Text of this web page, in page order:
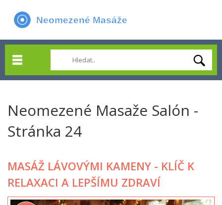
Neomezené Masaže Salón -
Stránka 24
MASÁŽ LÁVOVÝMI KAMENY - KLÍČ K
RELAXACI A LEPŠÍMU ZDRAVÍ